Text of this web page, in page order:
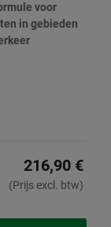
voor
in gebieden
216,90 €
(Prijs excl. btw)